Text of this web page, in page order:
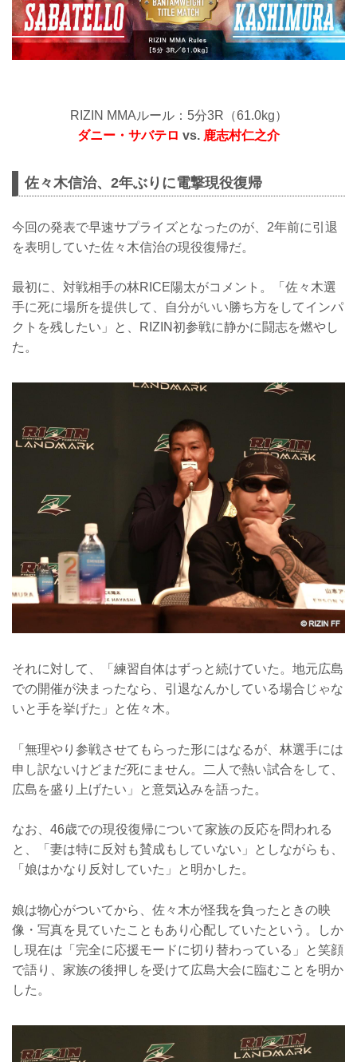
RIZIN MMAルール：5分3R（61.0kg）
ダニー・サバテロ vs. 鹿志村仁之介
佐々木信治、2年ぶりに電撃現役復帰
今回の発表で早速サプライズとなったのが、2年前に引退
を表明していた佐々木信治の現役復帰だ。
最初に、対戦相手の林RICE陽太がコメント。「佐々木選
手に死に場所を提供して、自分がいい勝ち方をしてインパ
クトを残したい」と、RIZIN初参戦に静かに闘志を燃やし
た。
それに対して、「練習自体はずっと続けていた。地元広島
での開催が決まったなら、引退なんかしている場合じゃな
いと手を挙げた」と佐々木。
「無理やり参戦させてもらった形にはなるが、林選手には
申し訳ないけどまだ死にません。二人で熱い試合をして、
広島を盛り上げたい」と意気込みを語った。
なお、46歳での現役復帰について家族の反応を問われる
と、「妻は特に反対も賛成もしていない」としながらも、
「娘はかなり反対していた」と明かした。
娘は物心がついてから、佐々木が怪我を負ったときの映
像・写真を見ていたこともあり心配していたという。しか
し現在は「完全に応援モードに切り替わっている」と笑顔
で語り、家族の後押しを受けて広島大会に臨むことを明か
した。